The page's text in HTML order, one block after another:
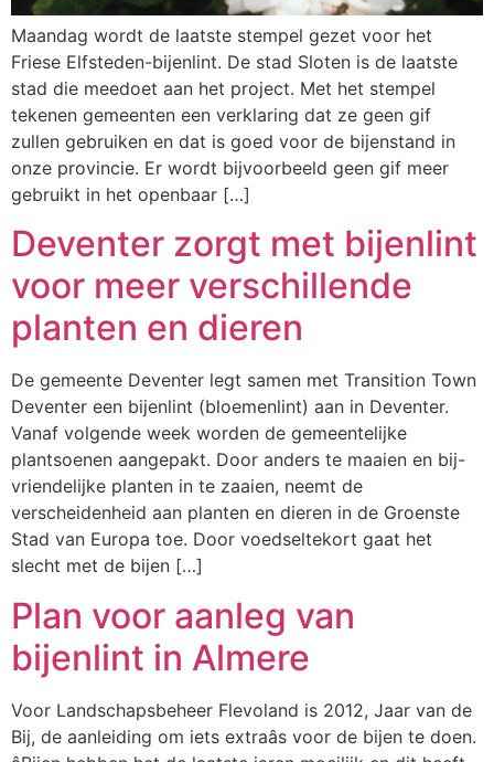
Maandag wordt de laatste stempel gezet voor het
Friese Elfsteden-bijenlint. De stad Sloten is de laatste
stad die meedoet aan het project. Met het stempel
tekenen gemeenten een verklaring dat ze geen gif
zullen gebruiken en dat is goed voor de bijenstand in
onze provincie. Er wordt bijvoorbeeld geen gif meer
gebruikt in het openbaar […]
Deventer zorgt met bijenlint
voor meer verschillende
planten en dieren
De gemeente Deventer legt samen met Transition Town
Deventer een bijenlint (bloemenlint) aan in Deventer.
Vanaf volgende week worden de gemeentelijke
plantsoenen aangepakt. Door anders te maaien en bij-
vriendelijke planten in te zaaien, neemt de
verscheidenheid aan planten en dieren in de Groenste
Stad van Europa toe. Door voedseltekort gaat het
slecht met de bijen […]
Plan voor aanleg van
bijenlint in Almere
Voor Landschapsbeheer Flevoland is 2012, Jaar van de
Bij, de aanleiding om iets extraâs voor de bijen te doen.